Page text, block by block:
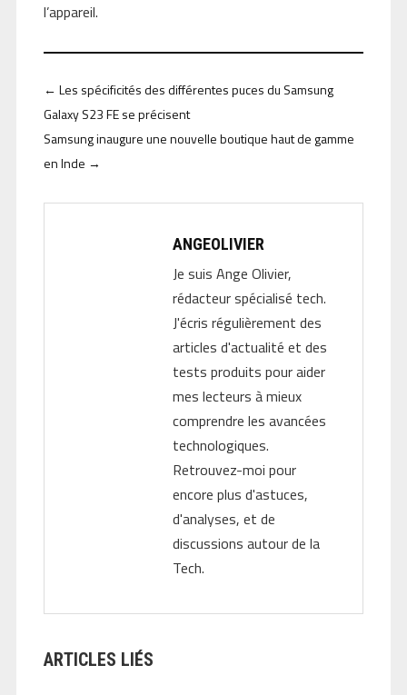
l’appareil.
← Les spécificités des différentes puces du Samsung
Galaxy S23 FE se précisent
Samsung inaugure une nouvelle boutique haut de gamme
en Inde →
ANGEOLIVIER
Je suis Ange Olivier,
rédacteur spécialisé tech.
J'écris régulièrement des
articles d'actualité et des
tests produits pour aider
mes lecteurs à mieux
comprendre les avancées
technologiques.
Retrouvez-moi pour
encore plus d'astuces,
d'analyses, et de
discussions autour de la
Tech.
ARTICLES LIÉS